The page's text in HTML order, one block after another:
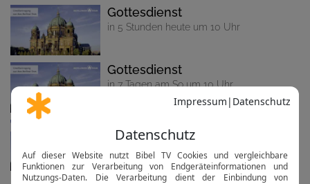
Gottesdienst
in 5 Stunden heute um 10 Uhr
Gottesdienst
in 7 Tagen am So um 10 Uhr
Gottesdienst
in 14 Tagen am 23.08. um 10 Uhr